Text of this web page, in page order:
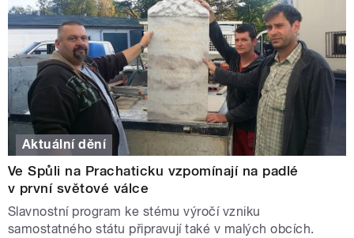
Aktuální dění
Ve Spůli na Prachaticku vzpomínají na padlé
v první světové válce
Slavnostní program ke stému výročí vzniku
samostatného státu připravují také v malých obcích.